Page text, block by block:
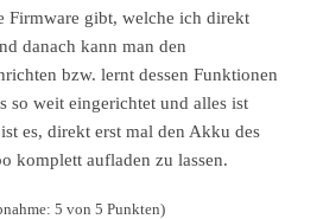
Firmware gibt, welche ich direkt
danach kann man den
bzw. lernt dessen Funktionen
so weit eingerichtet und alles ist
es, direkt erst mal den Akku des
komplett aufladen zu lassen.
5 von 5 Punkten)